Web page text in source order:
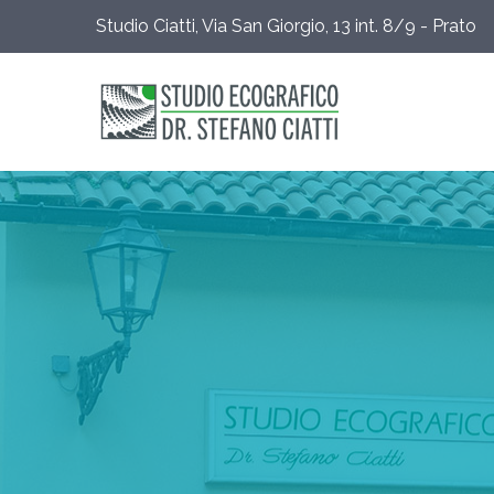
Studio Ciatti, Via San Giorgio, 13 int. 8/9 - Prato